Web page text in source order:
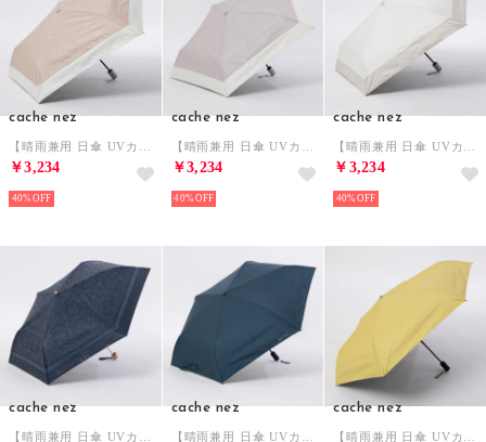
cache nez
￥3,234
40%
cache nez
￥3,234
40%
cache nez
￥3,234
40%
cache nez cache nez cache nez